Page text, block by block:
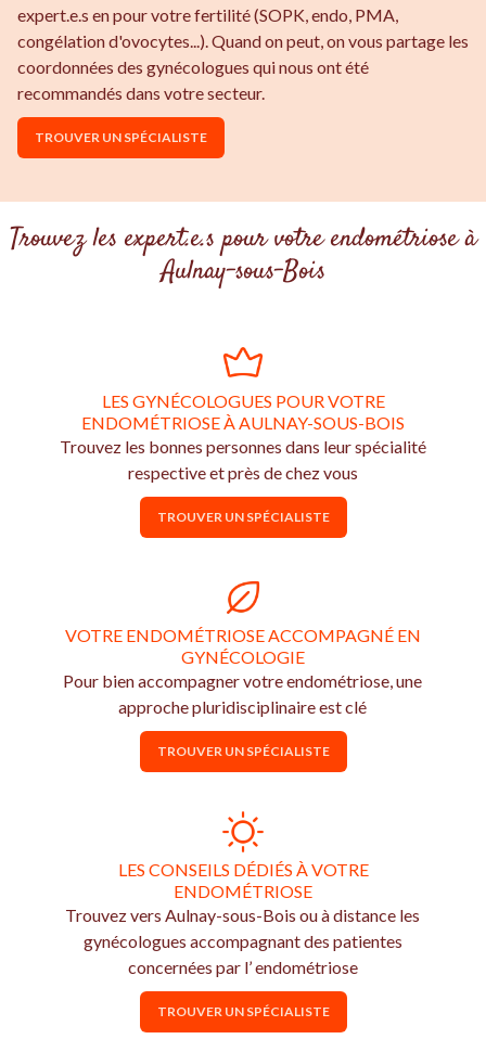
expert.e.s en pour votre fertilité (SOPK, endo, PMA,
congélation d'ovocytes...). Quand on peut, on vous partage les
coordonnées des gynécologues qui nous ont été
recommandés dans votre secteur.
TROUVER UN SPÉCIALISTE
Trouvez les expert.e.s pour votre endométriose à
Aulnay-sous-Bois
LES GYNÉCOLOGUES POUR VOTRE
ENDOMÉTRIOSE À AULNAY-SOUS-BOIS
Trouvez les bonnes personnes dans leur spécialité
respective et près de chez vous
TROUVER UN SPÉCIALISTE
VOTRE ENDOMÉTRIOSE ACCOMPAGNÉ EN
GYNÉCOLOGIE
Pour bien accompagner votre endométriose, une
approche pluridisciplinaire est clé
TROUVER UN SPÉCIALISTE
LES CONSEILS DÉDIÉS À VOTRE
ENDOMÉTRIOSE
Trouvez vers Aulnay-sous-Bois ou à distance les
gynécologues accompagnant des patientes
concernées par l’ endométriose
TROUVER UN SPÉCIALISTE